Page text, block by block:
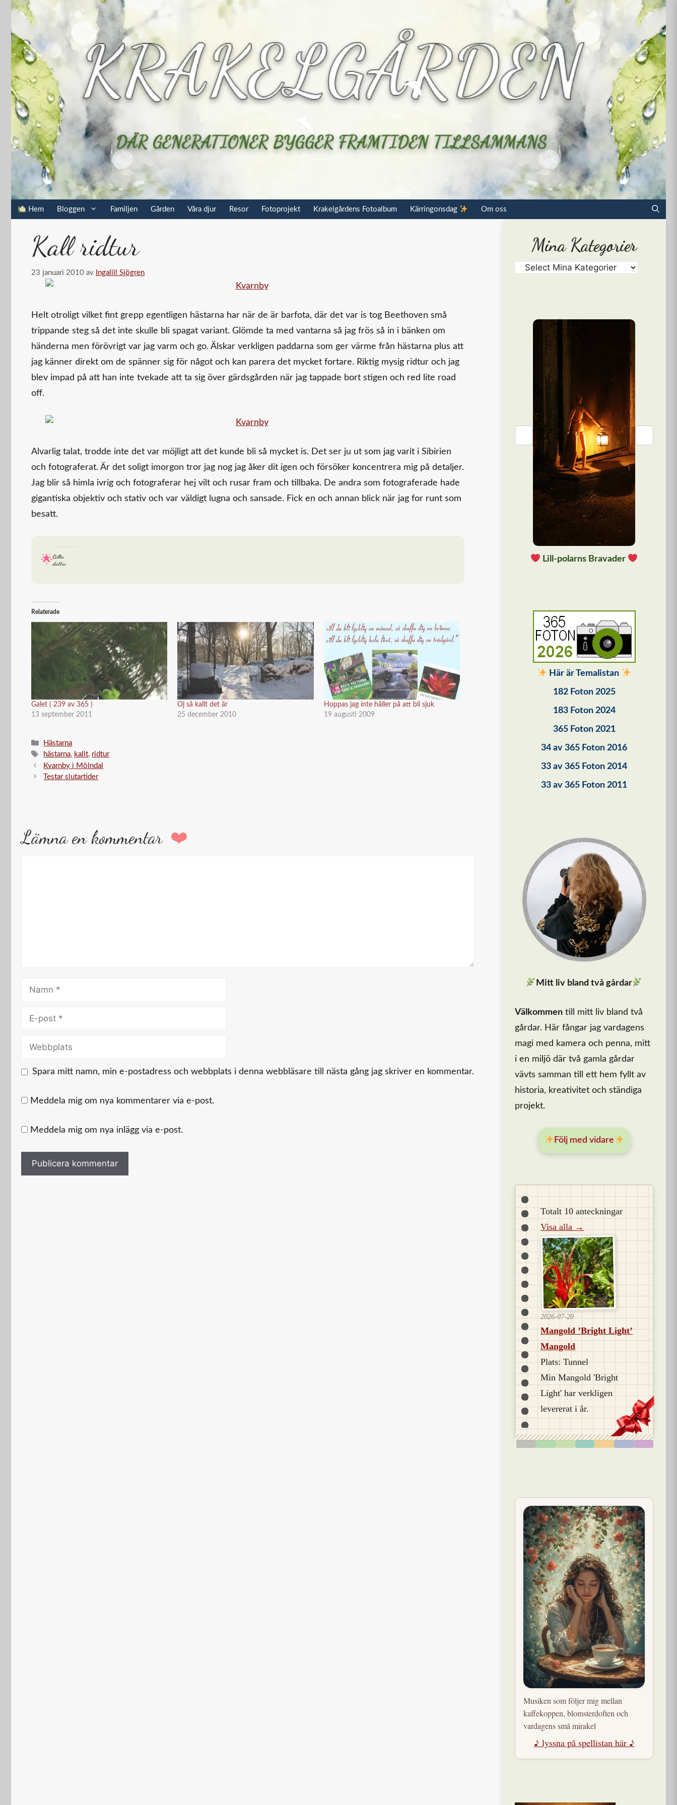
Hoppa
innehåll
Hem Bloggen Familjen Gården Våra djur Resor Fotoprojekt Krakelgårdens Fotoalbum Kärringonsdag Om oss
Kall ridtur
23 januari 2010 av Ingalill Sjögren
Helt otroligt vilket fint grepp egentligen hästarna har när de är barfota, där det var is tog Beethoven små
trippande steg så det inte skulle bli spagat variant. Glömde ta med vantarna så jag frös så in i bänken om
händerna men förövrigt var jag varm och go. Älskar verkligen paddarna som ger värme från hästarna plus att
jag känner direkt om de spänner sig för något och kan parera det mycket fortare. Riktig mysig ridtur och jag
blev impad på att han inte tvekade att ta sig över gärdsgården när jag tappade bort stigen och red lite road
off.
Alvarlig talat, trodde inte det var möjligt att det kunde bli så mycket is. Det ser ju ut som jag varit i Sibirien
och fotograferat. Är det soligt imorgon tror jag nog jag åker dit igen och försöker koncentrera mig på detaljer.
Jag blir så himla ivrig och fotograferar hej vilt och rusar fram och tillbaka. De andra som fotograferade hade
gigantiska objektiv och stativ och var väldigt lugna och sansade. Fick en och annan blick när jag for runt som
besatt.
Gilla
detta:
Relaterade
Galet ( 239 av 365 )
13 september 2011
Oj så kallt det är
25 december 2010
Hoppas jag inte håller på att bli sjuk
19 augusti 2009
Kategorier
Hästarna
Etiketter
hästarna, kallt, ridtur
Kvarnby i Mölndal
Testar slutartider
Lämna en kommentar
Namn
Webbplats
Spara mitt namn, min e-postadress och webbplats i denna webbläsare till nästa gång jag skriver en kommentar.
Meddela mig om nya kommentarer via e-post.
Meddela mig om nya inlägg via e-post.
Mina Kategorier
Lill-polarns Bravader
Här är Temalistan
182 Foton 2025
183 Foton 2024
365 Foton 2021
34 av 365 Foton 2016
33 av 365 Foton 2014
33 av 365 Foton 2011
Mitt liv bland två gårdar
Välkommen till mitt liv bland två
gårdar. Här fångar jag vardagens
magi med kamera och penna, mitt
i en miljö där två gamla gårdar
vävts samman till ett hem fyllt av
historia, kreativitet och ständiga
projekt.
Följ med vidare
Totalt 10 anteckningar
Visa alla →
2026-07-20
Mangold ’Bright Light’
Mangold
Plats: Tunnel
Min Mangold 'Bright
Light' har verkligen
levererat i år.
Musiken som följer mig mellan
kaffekoppen, blomsterdoften och
vardagens små mirakel
♪ lyssna på spellistan här ♪